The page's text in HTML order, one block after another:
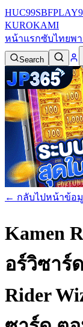
HUC99
KUROKAMI
หน้าแรกซับไทยพ
Search
← กลับไปหน้าข้อมู
Kamen
อร์วิซาร์
Rider